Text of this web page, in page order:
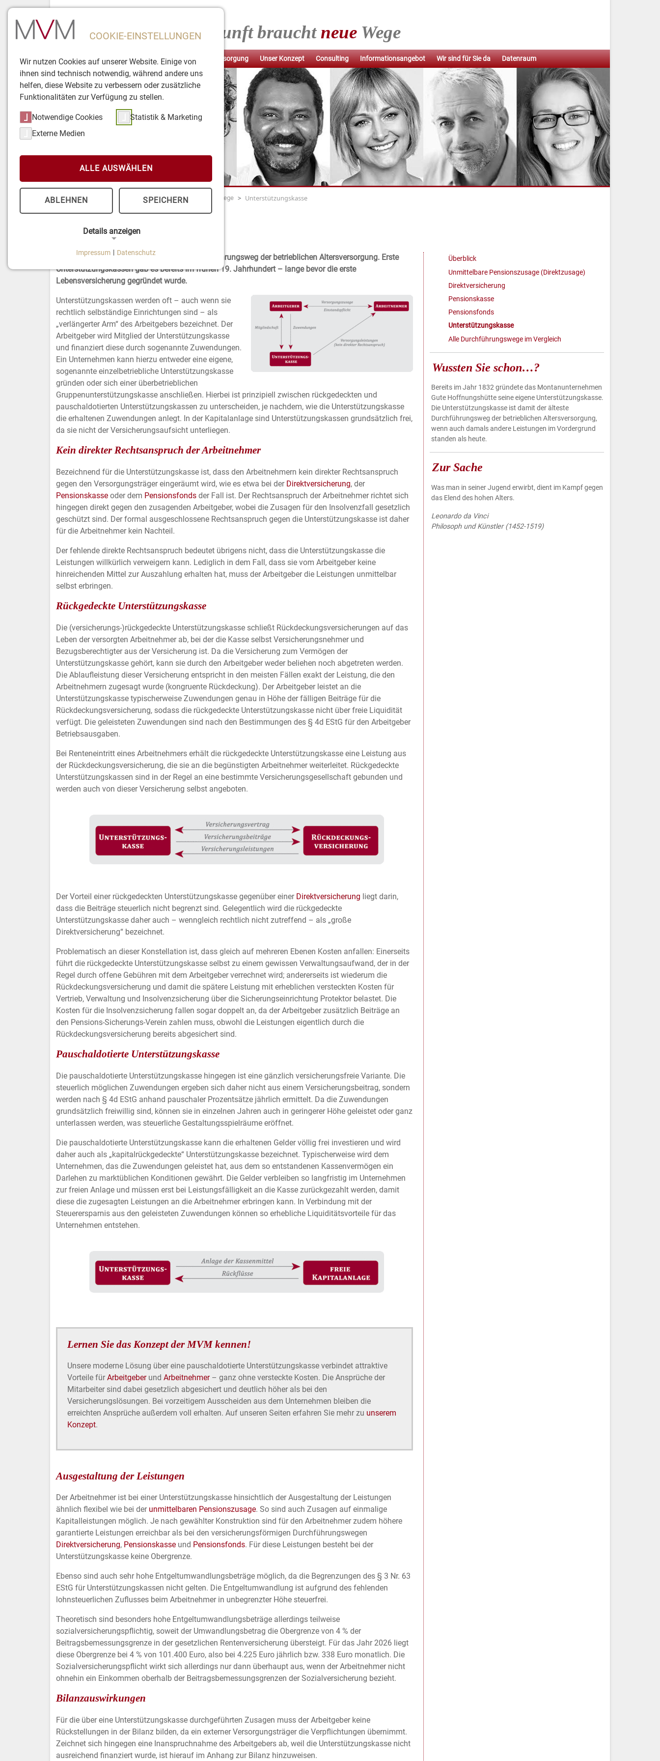
>Zukunft braucht neue Wege
Die MVM Betriebliche Altersvorsorgung Unser Konzept Consulting Informationsangebot Wir sind für Sie da Datenraum
Home Betriebliche Altersvorsorgung Durchführungswege Unterstützungskasse
Unterstützungskasse
Die Unterstützungskasse ist der älteste Durchführungsweg der betrieblichen Altersversorgung. Erste
Unterstützungskassen gab es bereits im frühen 19. Jahrhundert – lange bevor die erste
Lebensversicherung gegründet wurde.
Unterstützungskassen werden oft – auch wenn sie
rechtlich selbständige Einrichtungen sind – als
„verlängerter Arm“ des Arbeitgebers bezeichnet. Der
Arbeitgeber wird Mitglied der Unterstützungskasse
und finanziert diese durch sogenannte Zuwendungen.
Ein Unternehmen kann hierzu entweder eine eigene,
sogenannte einzelbetriebliche Unterstützungskasse
gründen oder sich einer überbetrieblichen
Gruppenunterstützungskasse anschließen. Hierbei ist prinzipiell zwischen rückgedeckten und
pauschaldotierten Unterstützungskassen zu unterscheiden, je nachdem, wie die Unterstützungskasse
die erhaltenen Zuwendungen anlegt. In der Kapitalanlage sind Unterstützungskassen grundsätzlich frei,
da sie nicht der Versicherungsaufsicht unterliegen.
Kein direkter Rechtsanspruch der Arbeitnehmer
Bezeichnend für die Unterstützungskasse ist, dass den Arbeitnehmern kein direkter Rechtsanspruch
gegen den Versorgungsträger eingeräumt wird, wie es etwa bei der Direktversicherung, der
Pensionskasse oder dem Pensionsfonds der Fall ist. Der Rechtsanspruch der Arbeitnehmer richtet sich
hingegen direkt gegen den zusagenden Arbeitgeber, wobei die Zusagen für den Insolvenzfall gesetzlich
geschützt sind. Der formal ausgeschlossene Rechtsanspruch gegen die Unterstützungskasse ist daher
für die Arbeitnehmer kein Nachteil.
Der fehlende direkte Rechtsanspruch bedeutet übrigens nicht, dass die Unterstützungskasse die
Leistungen willkürlich verweigern kann. Lediglich in dem Fall, dass sie vom Arbeitgeber keine
hinreichenden Mittel zur Auszahlung erhalten hat, muss der Arbeitgeber die Leistungen unmittelbar
selbst erbringen.
Rückgedeckte Unterstützungskasse
Die (versicherungs-)rückgedeckte Unterstützungskasse schließt Rückdeckungsversicherungen auf das
Leben der versorgten Arbeitnehmer ab, bei der die Kasse selbst Versicherungsnehmer und
Bezugsberechtigter aus der Versicherung ist. Da die Versicherung zum Vermögen der
Unterstützungskasse gehört, kann sie durch den Arbeitgeber weder beliehen noch abgetreten werden.
Die Ablaufleistung dieser Versicherung entspricht in den meisten Fällen exakt der Leistung, die den
Arbeitnehmern zugesagt wurde (kongruente Rückdeckung). Der Arbeitgeber leistet an die
Unterstützungskasse typischerweise Zuwendungen genau in Höhe der fälligen Beiträge für die
Rückdeckungsversicherung, sodass die rückgedeckte Unterstützungskasse nicht über freie Liquidität
verfügt. Die geleisteten Zuwendungen sind nach den Bestimmungen des § 4d EStG für den Arbeitgeber
Betriebsausgaben.
Bei Renteneintritt eines Arbeitnehmers erhält die rückgedeckte Unterstützungskasse eine Leistung aus
der Rückdeckungsversicherung, die sie an die begünstigten Arbeitnehmer weiterleitet. Rückgedeckte
Unterstützungskassen sind in der Regel an eine bestimmte Versicherungsgesellschaft gebunden und
werden auch von dieser Versicherung selbst angeboten.
Der Vorteil einer rückgedeckten Unterstützungskasse gegenüber einer Direktversicherung liegt darin,
dass die Beiträge steuerlich nicht begrenzt sind. Gelegentlich wird die rückgedeckte
Unterstützungskasse daher auch – wenngleich rechtlich nicht zutreffend – als „große
Direktversicherung“ bezeichnet.
Problematisch an dieser Konstellation ist, dass gleich auf mehreren Ebenen Kosten anfallen: Einerseits
führt die rückgedeckte Unterstützungskasse selbst zu einem gewissen Verwaltungsaufwand, der in der
Regel durch offene Gebühren mit dem Arbeitgeber verrechnet wird; andererseits ist wiederum die
Rückdeckungsversicherung und damit die spätere Leistung mit erheblichen versteckten Kosten für
Vertrieb, Verwaltung und Insolvenzsicherung über die Sicherungseinrichtung Protektor belastet. Die
Kosten für die Insolvenzsicherung fallen sogar doppelt an, da der Arbeitgeber zusätzlich Beiträge an
den Pensions-Sicherungs-Verein zahlen muss, obwohl die Leistungen eigentlich durch die
Rückdeckungsversicherung bereits abgesichert sind.
Pauschaldotierte Unterstützungskasse
Die pauschaldotierte Unterstützungskasse hingegen ist eine gänzlich versicherungsfreie Variante. Die
steuerlich möglichen Zuwendungen ergeben sich daher nicht aus einem Versicherungsbeitrag, sondern
werden nach § 4d EStG anhand pauschaler Prozentsätze jährlich ermittelt. Da die Zuwendungen
grundsätzlich freiwillig sind, können sie in einzelnen Jahren auch in geringerer Höhe geleistet oder ganz
unterlassen werden, was steuerliche Gestaltungsspielräume eröffnet.
Die pauschaldotierte Unterstützungskasse kann die erhaltenen Gelder völlig frei investieren und wird
daher auch als „kapitalrückgedeckte“ Unterstützungskasse bezeichnet. Typischerweise wird dem
Unternehmen, das die Zuwendungen geleistet hat, aus dem so entstandenen Kassenvermögen ein
Darlehen zu marktüblichen Konditionen gewährt. Die Gelder verbleiben so langfristig im Unternehmen
zur freien Anlage und müssen erst bei Leistungsfälligkeit an die Kasse zurückgezahlt werden, damit
diese die zugesagten Leistungen an die Arbeitnehmer erbringen kann. In Verbindung mit der
Steuerersparnis aus den geleisteten Zuwendungen können so erhebliche Liquiditätsvorteile für das
Unternehmen entstehen.
Lernen Sie das Konzept der MVM kennen!
Unsere moderne Lösung über eine pauschaldotierte Unterstützungskasse verbindet attraktive
Vorteile für Arbeitgeberund Arbeitnehmer– ganz ohne versteckte Kosten. Die Ansprüche der
Mitarbeiter sind dabei gesetzlich abgesichert und deutlich höher als bei den
Versicherungslösungen. Bei vorzeitigem Ausscheiden aus dem Unternehmen bleiben die
erreichten Ansprüche außerdem voll erhalten. Auf unseren Seiten erfahren Sie mehr zu unserem
Konzept.
Ausgestaltung der Leistungen
Der Arbeitnehmer ist bei einer Unterstützungskasse hinsichtlich der Ausgestaltung der Leistungen
ähnlich flexibel wie bei der unmittelbaren Pensionszusage. So sind auch Zusagen auf einmalige
Kapitalleistungen möglich. Je nach gewählter Konstruktion sind für den Arbeitnehmer zudem höhere
garantierte Leistungen erreichbar als bei den versicherungsförmigen Durchführungswegen
Direktversicherung, Pensionskasse und Pensionsfonds. Für diese Leistungen besteht bei der
Unterstützungskasse keine Obergrenze.
Ebenso sind auch sehr hohe Entgeltumwandlungsbeträge möglich, da die Begrenzungen des § 3 Nr. 63
EStG für Unterstützungskassen nicht gelten. Die Entgeltumwandlung ist aufgrund des fehlenden
lohnsteuerlichen Zuflusses beim Arbeitnehmer in unbegrenzter Höhe steuerfrei.
Theoretisch sind besonders hohe Entgeltumwandlungsbeträge allerdings teilweise
sozialversicherungspflichtig, soweit der Umwandlungsbetrag die Obergrenze von 4 % der
Beitragsbemessungsgrenze in der gesetzlichen Rentenversicherung übersteigt. Für das Jahr 2026 liegt
diese Obergrenze bei 4 % von 101.400 Euro, also bei 4.225 Euro jährlich bzw. 338 Euro monatlich. Die
Sozialversicherungspflicht wirkt sich allerdings nur dann überhaupt aus, wenn der Arbeitnehmer nicht
ohnehin ein Einkommen oberhalb der Beitragsbemessungsgrenzen der Sozialversicherung bezieht.
Bilanzauswirkungen
Für die über eine Unterstützungskasse durchgeführten Zusagen muss der Arbeitgeber keine
Rückstellungen in der Bilanz bilden, da ein externer Versorgungsträger die Verpflichtungen übernimmt.
Zeichnet sich hingegen eine Inanspruchnahme des Arbeitgebers ab, weil die Unterstützungskasse nicht
ausreichend finanziert wurde, ist hierauf im Anhang zur Bilanz hinzuweisen.
Überblick
Unmittelbare Pensionszusage (Direktzusage)
Direktversicherung
Pensionskasse
Pensionsfonds
Unterstützungskasse
Alle Durchführungswege im Vergleich
Wussten Sie schon…?
Bereits im Jahr 1832 gründete das Montanunternehmen
Gute Hoffnungshütte seine eigene Unterstützungskasse.
Die Unterstützungskasse ist damit der älteste
Durchführungsweg der betrieblichen Altersversorgung,
wenn auch damals andere Leistungen im Vordergrund
standen als heute.
Zur Sache
Was man in seiner Jugend erwirbt, dient im Kampf gegen
das Elend des hohen Alters.
Leonardo da Vinci
Philosoph und Künstler (1452-1519)
COOKIE-EINSTELLUNGEN
Wir nutzen Cookies auf unserer Website. Einige von
ihnen sind technisch notwendig, während andere uns
helfen, diese Website zu verbessern oder zusätzliche
Funktionalitäten zur Verfügung zu stellen.
Notwendige Cookies
Statistik & Marketing
Externe Medien
ALLE AUSWÄHLEN
ABLEHNEN SPEICHERN
Details anzeigen
NOTWENDIGE COOKIES
Notwendige Cookies ermöglichen grundlegende
Funktionen und sind für die einwandfreie Funktion
der Website erforderlich.
Einverständnis-Cookie
cookie_consent
Zweck:
Dieser Cookie speichert die
ausgewählten Einverständnis-
Optionen des Benutzers.
Laufzeit:
STATISTIK & MARKETING
Diese Informationen helfen uns zu verstehen, wie
unsere Besucher unsere Website nutzen.
Google Analytics & Google Marketing
Tracking
EXTERNE MEDIEN
Plattformen anzeigen zu können, werden von
YouTube
Vimeo
Impressum | Datenschutz